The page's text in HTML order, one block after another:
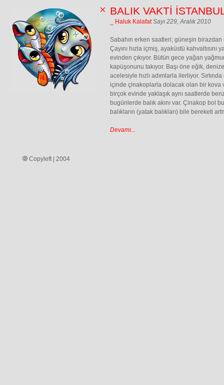
BALIK VAKTİ
_ Haluk Kalafat Sayı 229, Aralık 2010
Sabahın erken saatleri; güneşin birazdan
Çayını hızla içmiş, ayaküstü kahvaltısını
evinden çıkıyor. Bütün gece yağan
kapüşonunu takıyor. Başı öne eğik,
acelesiyle hızlı adımlarla ilerliyor.
içinde çinakoplarla dolacak olan bir kova
birçok evinde yaklaşık aynı saatlerde
bugünlerde balık akını var. Çinakop bol
balıkların (yatak balıkları) bile bereketi
Devamı...
Copyleft | 2004